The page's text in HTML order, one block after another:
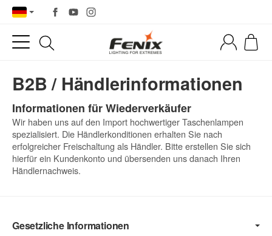
B2B / Händlerinformationen
Informationen für Wiederverkäufer
Wir haben uns auf den Import hochwertiger Taschenlampen
spezialisiert. Die Händlerkonditionen erhalten Sie nach
erfolgreicher Freischaltung als Händler. Bitte erstellen Sie sich
hierfür ein Kundenkonto und übersenden uns danach Ihren
Händlernachweis.
Gesetzliche Informationen